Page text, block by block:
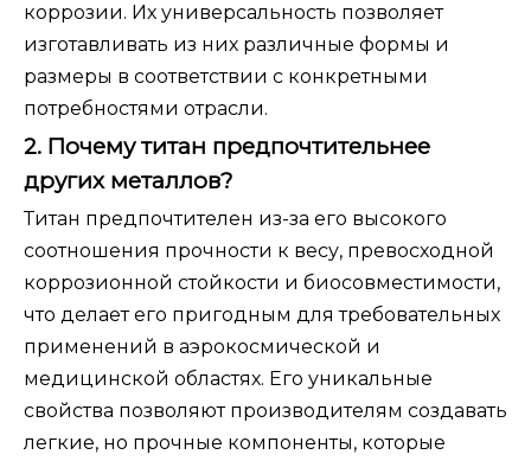
коррозии. Их универсальность позволяет
изготавливать из них различные формы и
размеры в соответствии с конкретными
потребностями отрасли.
2. Почему титан предпочтительнее
других металлов?
Титан предпочтителен из-за его высокого
соотношения прочности к весу, превосходной
коррозионной стойкости и биосовместимости,
что делает его пригодным для требовательных
применений в аэрокосмической и
медицинской областях. Его уникальные
свойства позволяют производителям создавать
легкие, но прочные компоненты, которые